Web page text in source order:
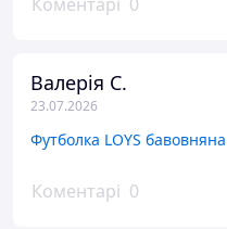
Валерія С.
23.07.2026
Коментарі 0